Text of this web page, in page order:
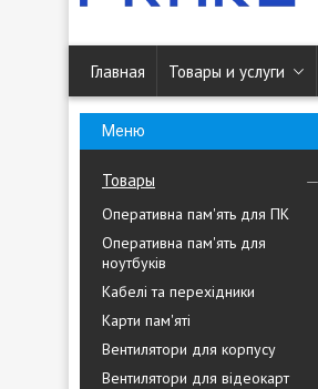
Главная Товары и услуги
Товары
Оперативна пам'ять для ПК
Оперативна пам'ять для
ноутбуків
Кабелі та перехідники
Карти пам'яті
Вентилятори для корпусу
Вентилятори для відеокарт